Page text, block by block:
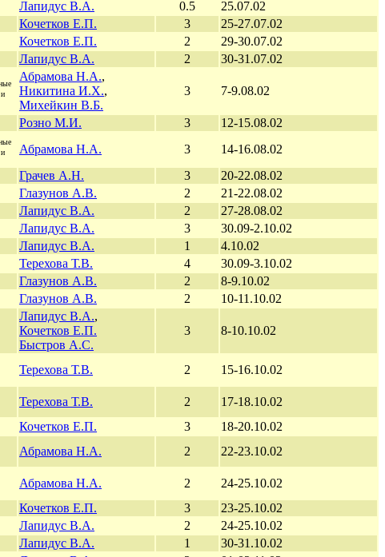
Лапидус В.А. 0.5
25.07.02
Кочетков Е.П. 3
25-27.07.02
Кочетков Е.П. 2
29-30.07.02
Лапидус В.А. 2 30-31.07.02
Абрамова Н.А.,
Никитина И.Х.,
Михейкин В.Б.
3 7-9.08.02
Розно М.И. 3
12-15.08.02
Абрамова Н.А. 3
14-16.08.02
Грачев А.Н. 3
20-22.08.02
Глазунов А.В. 2
21-22.08.02
Лапидус В.А. 2
27-28.08.02
Лапидус В.А. 3
30.09-2.10.02
Лапидус В.А. 1
4.10.02
Терехова Т.В. 4
30.09-3.10.02
Глазунов А.В. 2
8-9.10.02
Глазунов А.В. 2 10-11.10.02
Лапидус В.А.,
Кочетков Е.П.
Быстров А.С.
3 8-10.10.02
Терехова Т.В. 2 15-16.10.02
Терехова Т.В. 2
17-18.10.02
Кочетков Е.П. 3
18-20.10.02
Абрамова Н.А. 2 22-23.10.02
Абрамова Н.А. 2
24-25.10.02
Кочетков Е.П. 3
23-25.10.02
Лапидус В.А. 2
24-25.10.02
Лапидус В.А. 1
30-31.10.02